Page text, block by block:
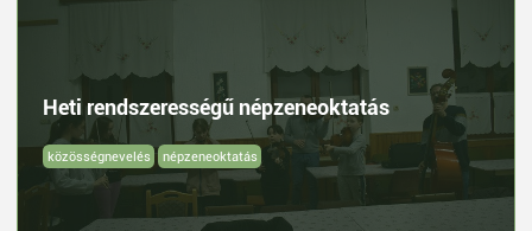
Heti rendszerességű népzeneoktatás
közösségnevelés népzeneoktatás